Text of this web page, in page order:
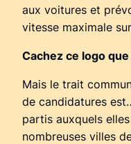
aux voitures et
vitesse maximale
Cachez ce logo
Mais le trait
de candidatures
partis auxquels
nombreuses villes